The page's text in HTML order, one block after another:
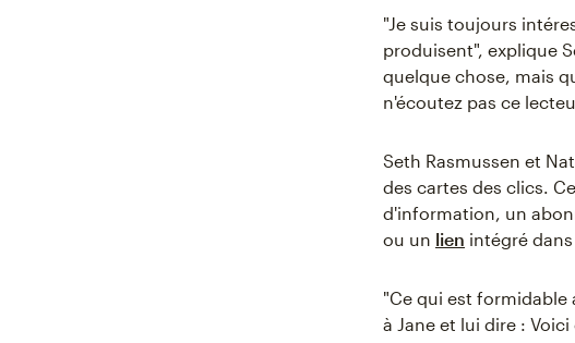
"Je suis toujours
produisent", explique
quelque chose, mais
n'écoutez pas ce
Seth Rasmussen et
des cartes des clics.
d'information, un
ou un lien intégré dans
"Ce qui est formidable
à Jane et lui dire :